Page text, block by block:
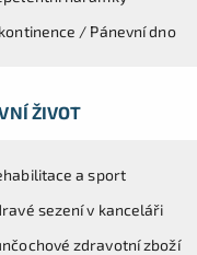
/ Pánevní dno
ŽIVOT
a sport
sezení v kanceláři
zdravotní zboží